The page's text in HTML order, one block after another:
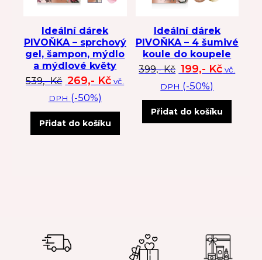
Ideální dárek
PIVOŇKA – sprchový
gel, šampon, mýdlo
a mýdlové květy
539,-Kč Původní cena byla: 539 Kč.
269,- KčAktuální cena je: 269 Kč.
vč.
DPH (-50%)
Přidat do košíku
Ideální dárek
PIVOŇKA – 4 šumivé
koule do koupele
399,-Kč Původní cena
199,- Kč vč.
DPH (-50%)
Přidat do košíku